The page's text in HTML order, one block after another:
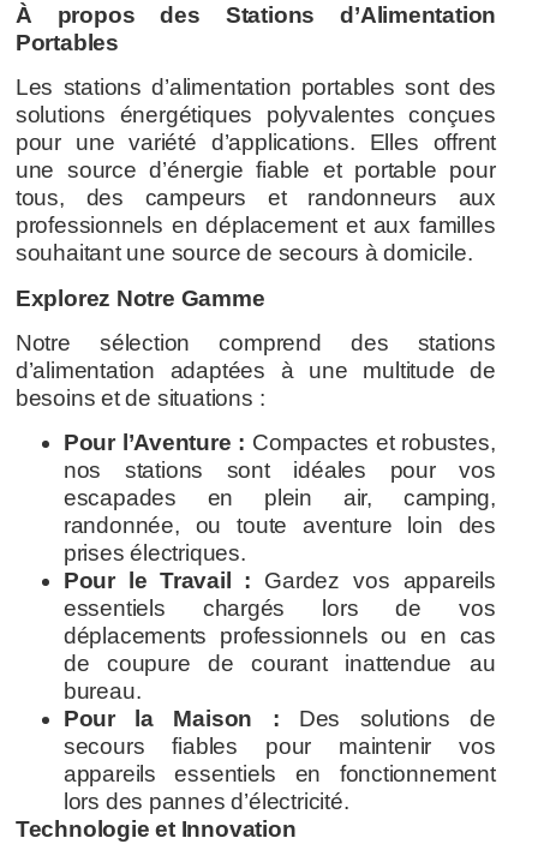
À propos des Stations d’Alimentation
Portables
Les stations d’alimentation portables sont des
solutions énergétiques polyvalentes conçues
pour une variété d’applications. Elles offrent
une source d’énergie fiable et portable pour
tous, des campeurs et randonneurs aux
professionnels en déplacement et aux familles
souhaitant une source de secours à domicile.
Explorez Notre Gamme
Notre sélection comprend des stations
d’alimentation adaptées à une multitude de
besoins et de situations :
Pour l’Aventure : Compactes et robustes,
nos stations sont idéales pour vos
escapades en plein air, camping,
randonnée, ou toute aventure loin des
prises électriques.
Pour le Travail : Gardez vos appareils
essentiels chargés lors de vos
déplacements professionnels ou en cas
de coupure de courant inattendue au
bureau.
Pour la Maison : Des solutions de
secours fiables pour maintenir vos
appareils essentiels en fonctionnement
lors des pannes d’électricité.
Technologie et Innovation